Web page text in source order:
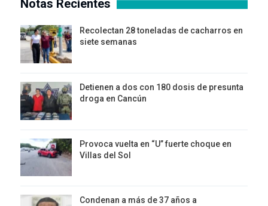
Notas Recientes
Recolectan 28 toneladas de cacharros en
siete semanas
Detienen a dos con 180 dosis de presunta
droga en Cancún
Provoca vuelta en “U” fuerte choque en
Villas del Sol
Condenan a más de 37 años a